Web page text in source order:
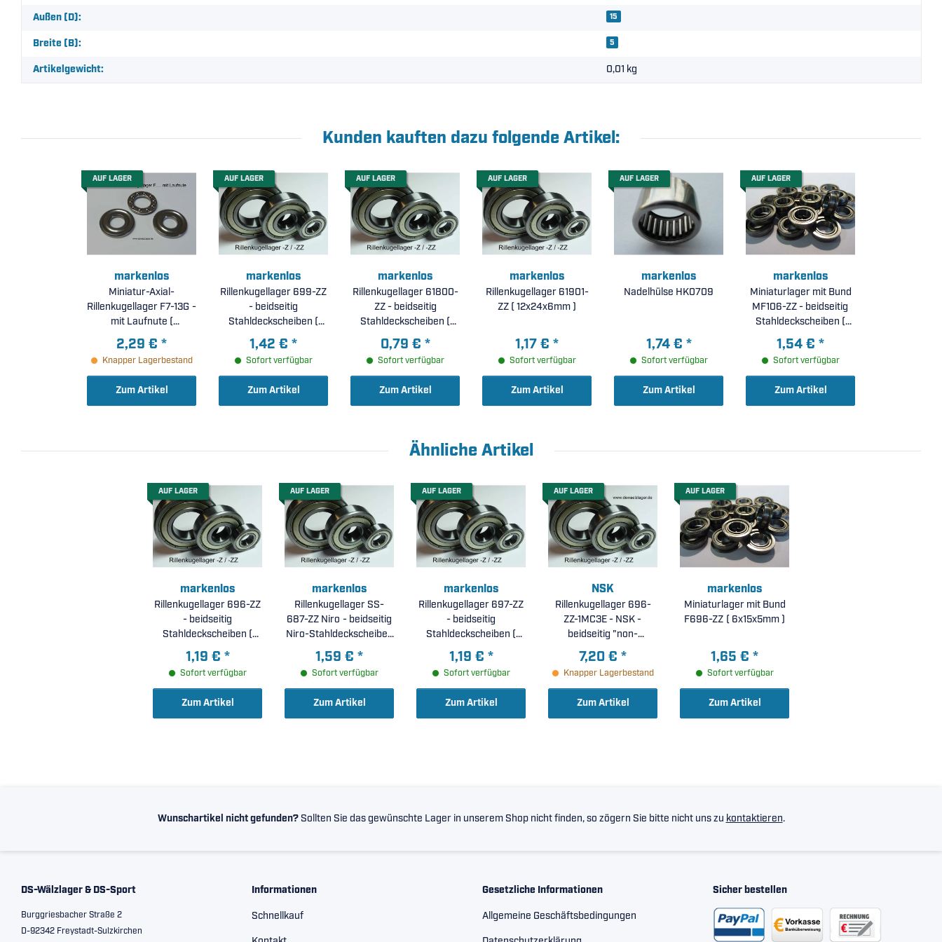
Außen (D): 15
Breite (B): 5
Artikelgewicht: 0,01 kg
Kunden kauften dazu folgende Artikel:
AUF LAGER
markenlos
Miniatur-Axial-
Rillenkugellager F7-13G -
mit Laufnute (
7x13x4,5mm )
2,29 € *
Knapper Lagerbestand
Zum Artikel
AUF LAGER
markenlos
Rillenkugellager 699-ZZ
- beidseitig
Stahldeckscheiben (
9x20x6mm )
1,42 € *
Sofort verfügbar
Zum Artikel
AUF LAGER
markenlos
Rillenkugellager 61800-
ZZ - beidseitig
Stahldeckscheiben (
10x19x5mm )
0,79 € *
Sofort verfügbar
Zum Artikel
AUF LAGER
markenlos
Rillenkugellager 61901-
ZZ ( 12x24x6mm )
1,17 € *
Sofort verfügbar
Zum Artikel
AUF LAGER
markenlos
Nadelhülse HK0709
1,74 € *
Sofort verfügbar
Zum Artikel
AUF LAGER
markenlos
Miniaturlager mit Bund
MF106-ZZ - beidseitig
Stahldeckscheiben (
6x10x3mm )
1,54 € *
Sofort verfügbar
Zum Artikel
Ähnliche Artikel
AUF LAGER
markenlos
Rillenkugellager 696-ZZ
- beidseitig
Stahldeckscheiben (
6x15x5mm )
1,19 € *
Sofort verfügbar
Zum Artikel
AUF LAGER
markenlos
Rillenkugellager SS-
687-ZZ Niro - beidseitig
Niro-Stahldeckscheiben
( 7x14x5mm )
1,59 € *
Sofort verfügbar
Zum Artikel
AUF LAGER
markenlos
Rillenkugellager 697-ZZ
- beidseitig
Stahldeckscheiben (
7x17x5mm )
1,19 € *
Sofort verfügbar
Zum Artikel
AUF LAGER
NSK
Rillenkugellager 696-
ZZ-1MC3E - NSK -
beidseitig "non-
contact"-
Stahldeckscheiben,
erhöhte radiale
Lagerluft C3 (
6x15x5mm )
7,20 € *
Knapper Lagerbestand
Zum Artikel
AUF LAGER
markenlos
Miniaturlager mit Bund
F696-ZZ ( 6x15x5mm )
1,65 € *
Sofort verfügbar
Zum Artikel
Wunschartikel nicht gefunden?Sollten Sie das gewünschte Lager in unserem Shop nicht finden, so zögern Sie bitte nicht uns zu kontaktieren.
DS-Wälzlager & DS-Sport
Burggriesbacher Straße 2
D-92342 Freystadt-Sulzkirchen
Informationen
Schnellkauf
Gesetzliche Informationen
Allgemeine Geschäftsbedingungen
Sicher bestellen